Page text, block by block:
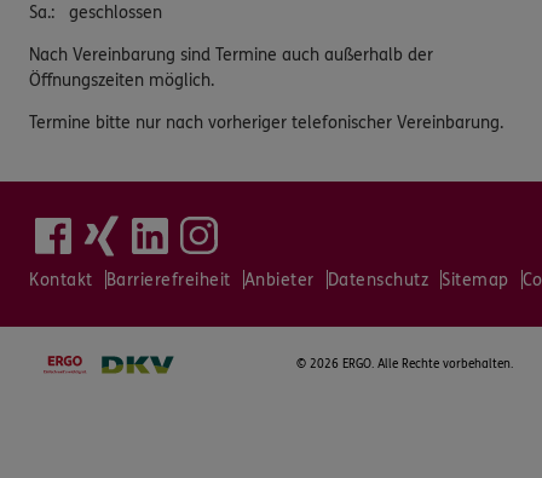
Sa.: geschlossen
Nach Vereinbarung sind Termine auch außerhalb der
Öffnungszeiten möglich.
Termine bitte nur nach vorheriger telefonischer Vereinbarung.
Kontakt Barrierefreiheit Anbieter Datenschutz Sitemap
© 2026 ERGO. Alle Rechte vorbehalten.